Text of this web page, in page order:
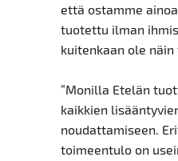
että ostamme
tuotettu ilman
kuitenkaan ole
”Monilla Etelän
kaikkien
noudattamiseen.
toimeentulo on